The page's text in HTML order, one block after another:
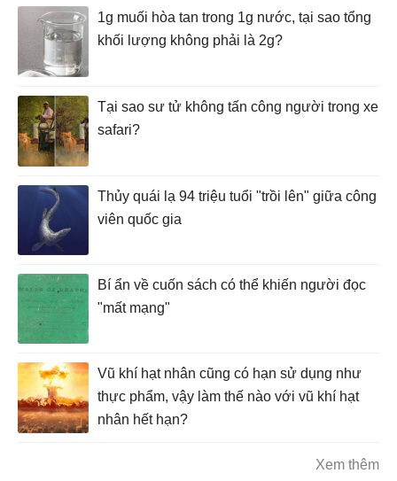
1g muối hòa tan trong 1g nước, tại sao tổng
khối lượng không phải là 2g?
Tại sao sư tử không tấn công người trong xe
safari?
Thủy quái lạ 94 triệu tuổi "trồi lên" giữa công
viên quốc gia
Bí ẩn về cuốn sách có thể khiến người đọc
"mất mạng"
Vũ khí hạt nhân cũng có hạn sử dụng như
thực phẩm, vậy làm thế nào với vũ khí hạt
nhân hết hạn?
Xem thêm